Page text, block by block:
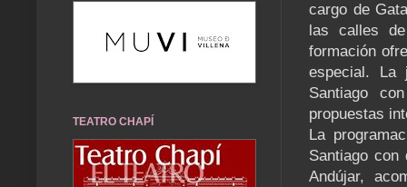
cargo de
las calles
formación
especial. La
Santiago
propuestas
La
Santiago
Andújar,
TEATRO CHAPÍ